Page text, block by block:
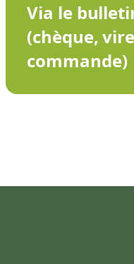
Via le
(chèque,
commande)